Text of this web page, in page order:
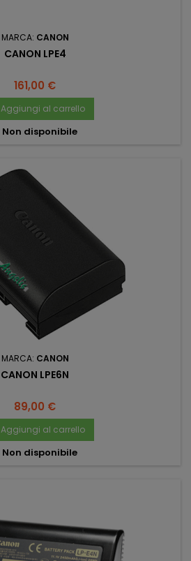
MARCA: CANON
CANON LPE4
Prezzo
161,00 €
Aggiungi al carrello
Non disponibile
MARCA: CANON
CANON LPE6N
Prezzo
89,00 €
Aggiungi al carrello
Non disponibile